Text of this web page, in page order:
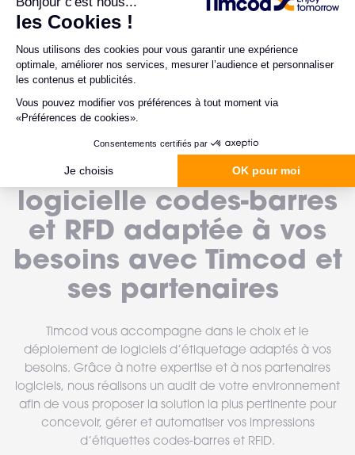
MIGRATION SAP S/4HANA
Trouvez la solution
logicielle codes-barres
et RFD adaptée à vos
besoins avec Timcod et
ses partenaires
Timcod vous accompagne dans le choix et le
déploiement de logiciels d’étiquetage adaptés à vos
besoins. Grâce à notre expertise et à nos partenaires
logiciels, nous réalisons un audit de votre environnement
afin de vous proposer la solution la plus pertinente pour
concevoir, gérer et automatiser vos impressions
d’étiquettes codes-barres et RFID.